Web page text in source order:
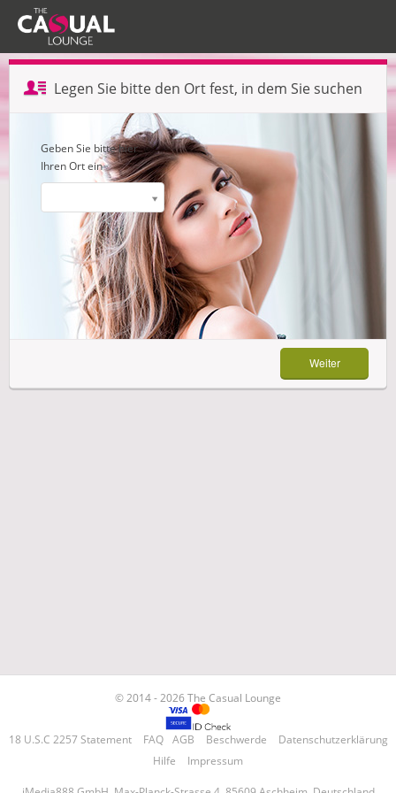
Profil erstellen — Schritt 1 von 3
Legen Sie bitte den Ort fest, in dem Sie suchen
Weiter
Geben Sie bitte hier
Ihren Ort ein
Weiter
© 2014 - 2026 The Casual Lounge
18 U.S.C 2257 Statement FAQ AGB Beschwerde
Datenschutzerklärung
Hilfe
Impressum